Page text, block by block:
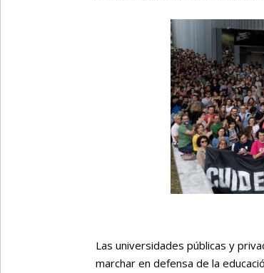
Las universidades públicas y
marchar en defensa de la